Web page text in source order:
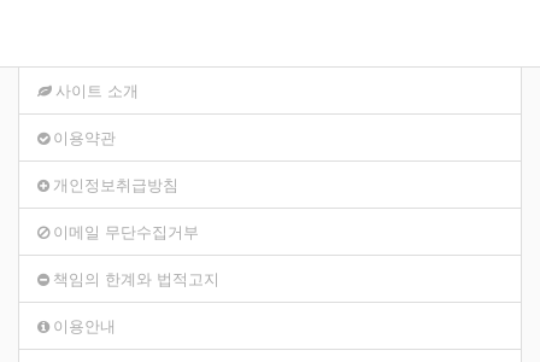
사이트 소개
이용약관
개인정보취급방침
이메일 무단수집거부
책임의 한계와 법적고지
이용안내